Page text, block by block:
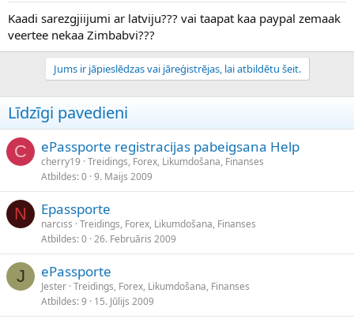
Kaadi sarezgjiijumi ar latviju??? vai taapat kaa paypal zemaak
veertee nekaa Zimbabvi???
Jums ir jāpieslēdzas vai jāreģistrējas, lai atbildētu šeit.
Līdzīgi pavedieni
C ePassporte registracijas pabeigsana Help
cherry19 Treidings, Forex, Likumdošana, Finanses
Atbildes 0 9. Maijs 2009
N Epassporte
narciss Treidings, Forex, Likumdošana, Finanses
Atbildes 0 26. Februāris 2009
J ePassporte
Jester Treidings, Forex, Likumdošana, Finanses
Atbildes 9 15. Jūlijs 2009